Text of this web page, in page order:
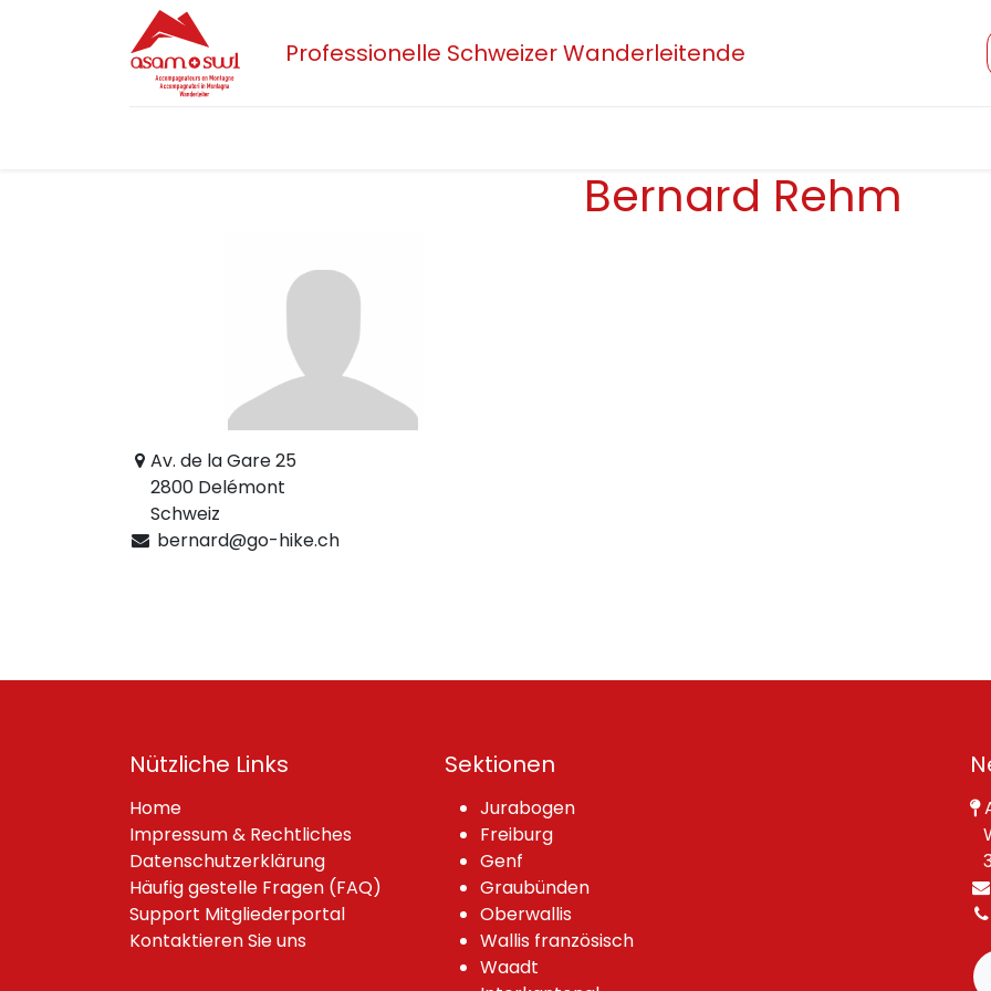
Professionelle Schweizer Wanderleitende
Bernard Rehm
Av. de la Gare 25
2800 Delémont
Schweiz
bernard@go-hike.ch
Nützliche Links
Home
Impressum & Rechtliches
Datenschutzerklärung
Häufig gestelle Fragen (FAQ)
Support Mitgliederportal
Kontaktieren Sie uns
Sektionen
Jurabogen
Freiburg
Genf
Graubünden
Oberwallis
Wallis französisch
Waadt